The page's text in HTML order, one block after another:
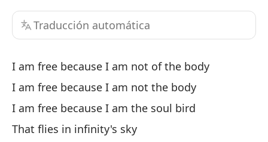
Traducción automática
I am free because I am not of the body
I am free because I am not the body
I am free because I am the soul bird
That flies in infinity's sky